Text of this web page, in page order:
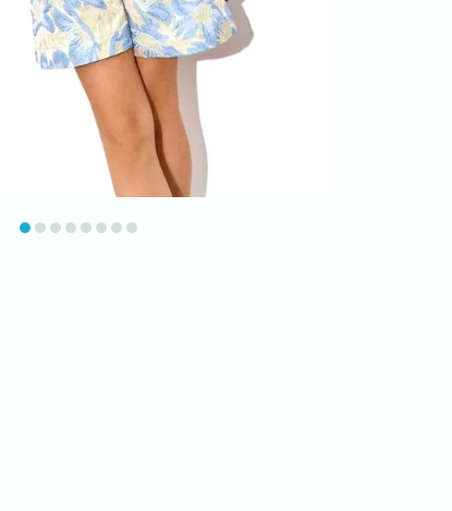
itemitemitemitemitemitemitemitem